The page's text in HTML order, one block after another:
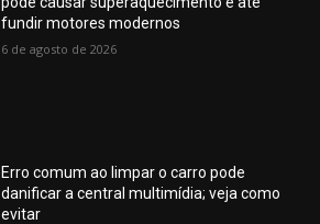
fundir motores modernos
6 de agosto de 2026
Erro comum ao limpar o carro pode
danificar a central multimídia; veja como
evitar